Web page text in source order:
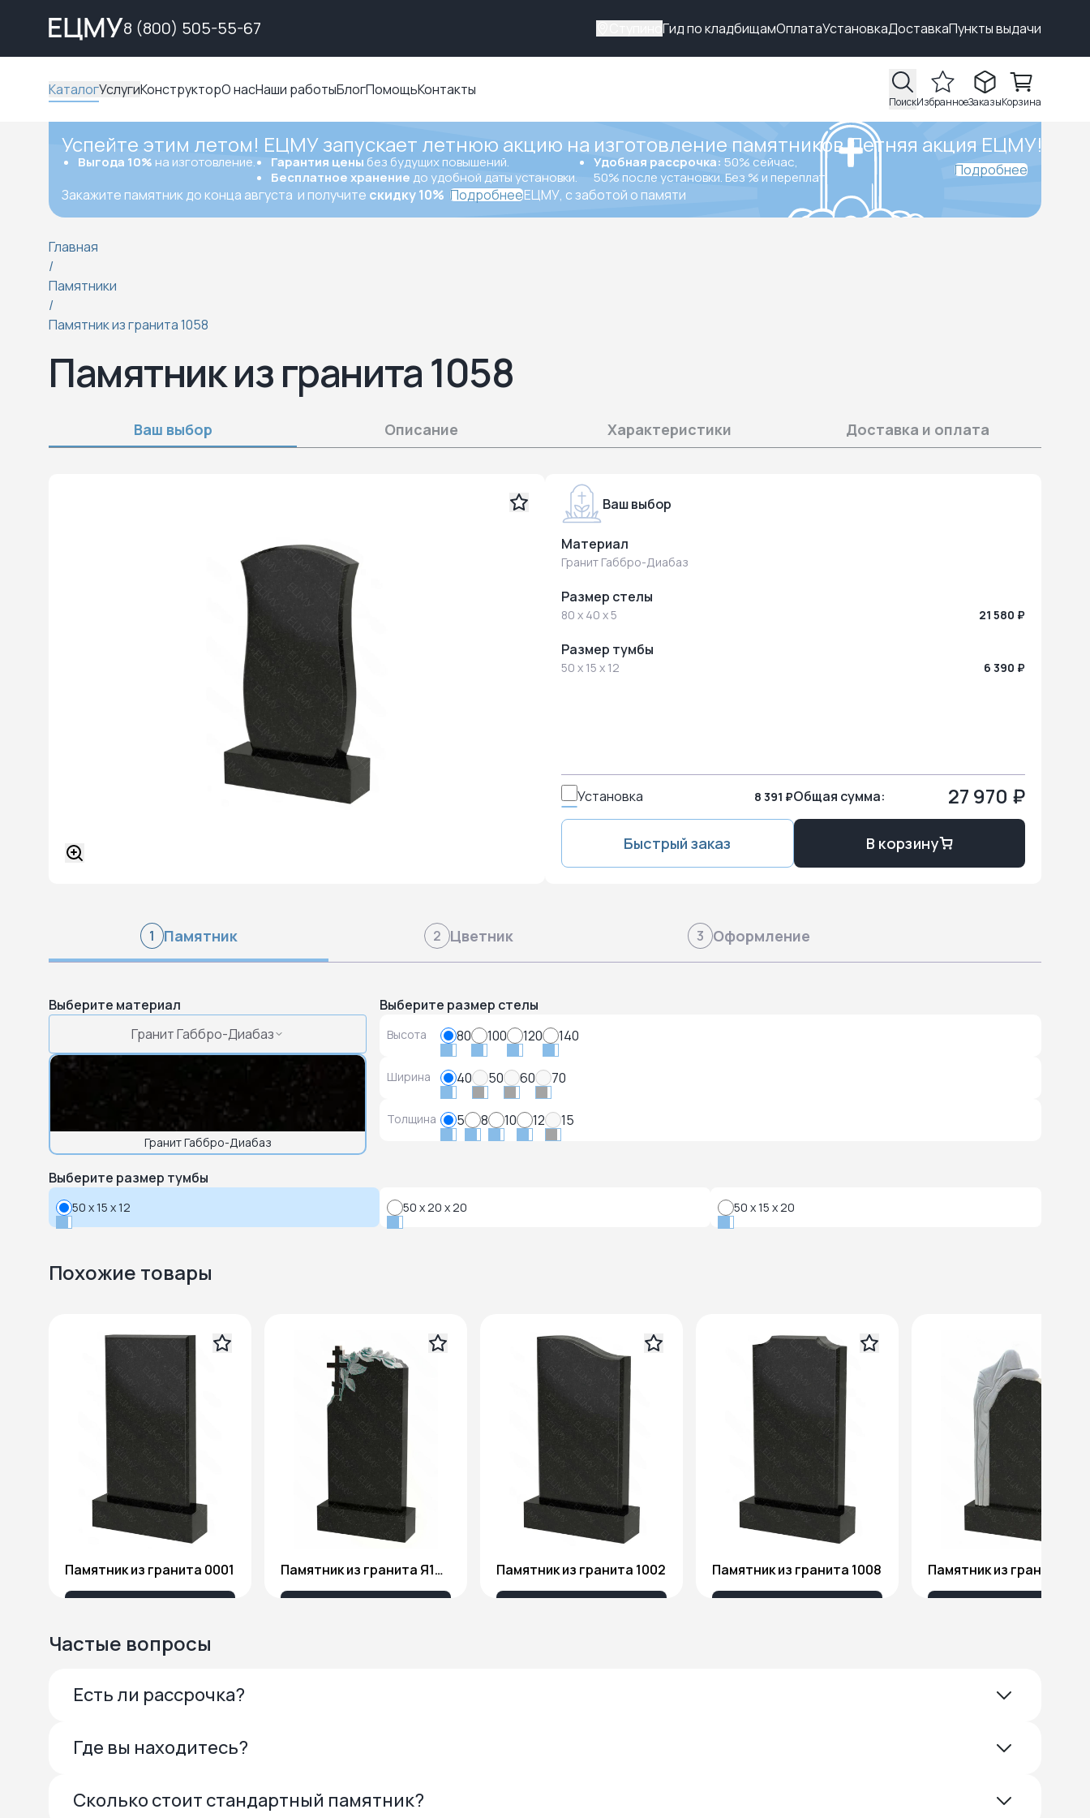
8 (800) 505-55-67 Гид по кладбищамОплатаУстановкаДоставкаПункты выдачи
КаталогУслугиКонструкторО насНаши работыБлогПомощьКонтакты
ПоискИзбранноеЗаказыКорзина
Успейте этим летом! ЕЦМУ запускает летнюю акцию на изготовление памятников.Летняя акция ЕЦМУ!
Выгода 10% на изготовление. Гарантия цены без будущих повышений.
Бесплатное хранение до удобной даты установки.
Удобная рассрочка: 50% сейчас,
50% после установки. Без % и переплат.
Закажите памятник до конца августа и получите скидку 10% ПодробнееЕЦМУ, с заботой о памяти
Подробнее
Главная
/
Памятники
/
Памятник из гранита 1058
Памятник из гранита 1058
Ваш выбор Описание Характеристики Доставка и оплата
Ваш выбор
Материал
Гранит Габбро-Диабаз
Размер стелы
80 x 40 x 5 21 580 ₽
Размер тумбы
50 x 15 x 12 6 390 ₽
Установка 8 391 ₽Общая сумма: 27 970 ₽
Быстрый заказ В корзину
1 Памятник 2 Цветник 3 Оформление
Выберите материал
Гранит Габбро-Диабаз
Гранит Габбро-Диабаз
Выберите размер стелы
Высота 80 100 120 140
Ширина 40 50 60 70
Толщина 5 8 10 12 15
Выберите размер тумбы
50 x 15 x 12 50 x 20 x 20 50 x 15 x 20
Похожие товары
Памятник из гранита 0001 Памятник из гранита Я1806 Памятник из гранита 1002 Памятник из гранита 1008
Частые вопросы
Есть ли рассрочка?
Где вы находитесь?
Сколько стоит стандартный памятник?